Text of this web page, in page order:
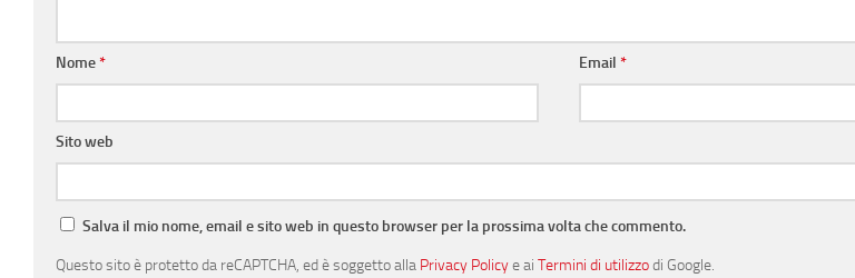
Nome* Email*
Sito web
Salva il mio nome, email e sito web in questo browser per la prossima volta che commento.
Questo sito è protetto da reCAPTCHA, ed è soggetto alla Privacy Policye ai Termini di utilizzodi Google.